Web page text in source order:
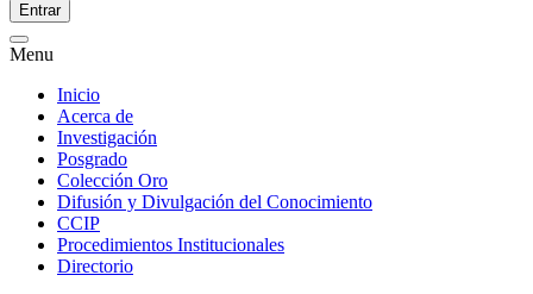
Entrar
Menu
Inicio
Acerca de
Investigación
Posgrado
Colección Oro
Difusión y Divulgación del Conocimiento
CCIP
Procedimientos Institucionales
Directorio